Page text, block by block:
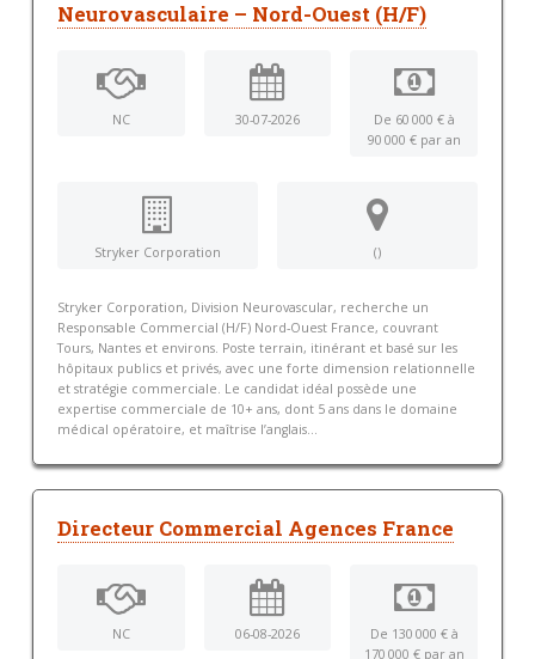
Neurovasculaire – Nord-Ouest (H/F)
NC 30-07-2026
De 60 000 € à
90 000 € par an
Stryker Corporation ()
Stryker Corporation, Division Neurovascular, recherche un
Responsable Commercial (H/F) Nord-Ouest France, couvrant
Tours, Nantes et environs. Poste terrain, itinérant et basé sur les
hôpitaux publics et privés, avec une forte dimension relationnelle
et stratégie commerciale. Le candidat idéal possède une
expertise commerciale de 10+ ans, dont 5 ans dans le domaine
médical opératoire, et maîtrise l’anglais...
Directeur Commercial Agences France
NC 06-08-2026
De 130 000 € à
170 000 € par an